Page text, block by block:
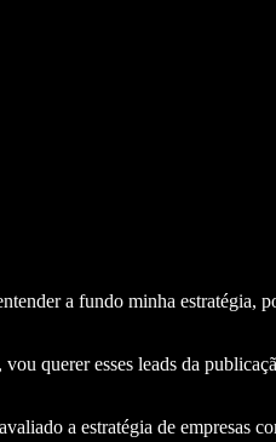
a fundo minha estratégia,
querer esses leads da
a estratégia de empresas